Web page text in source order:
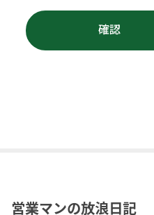
営業マンの放浪日記